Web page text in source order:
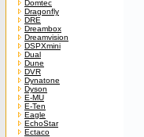
Domtec
Dragonfly
DRE
Dreambox
Dreamvision
DSPXmini
Dual
Dune
DVR
Dynatone
Dyson
E-MU
E-Ten
Eagle
EchoStar
Ectaco